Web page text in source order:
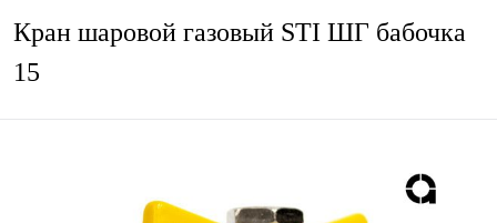
Кран шаровой газовый STI ШГ бабочка
15